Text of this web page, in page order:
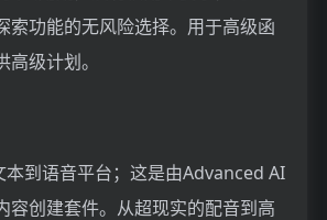
索功能的无风险选择。用于高级函
级计划。
到语音平台；这是由Advanced AI
容创建套件。从超现实的配音到高